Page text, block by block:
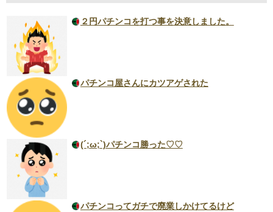
２円パチンコを打つ事を決意しました。
パチンコ屋さんにカツアゲされた
(´;ω;`)パチンコ勝った♡♡
パチンコってガチで廃業しかけてるけど